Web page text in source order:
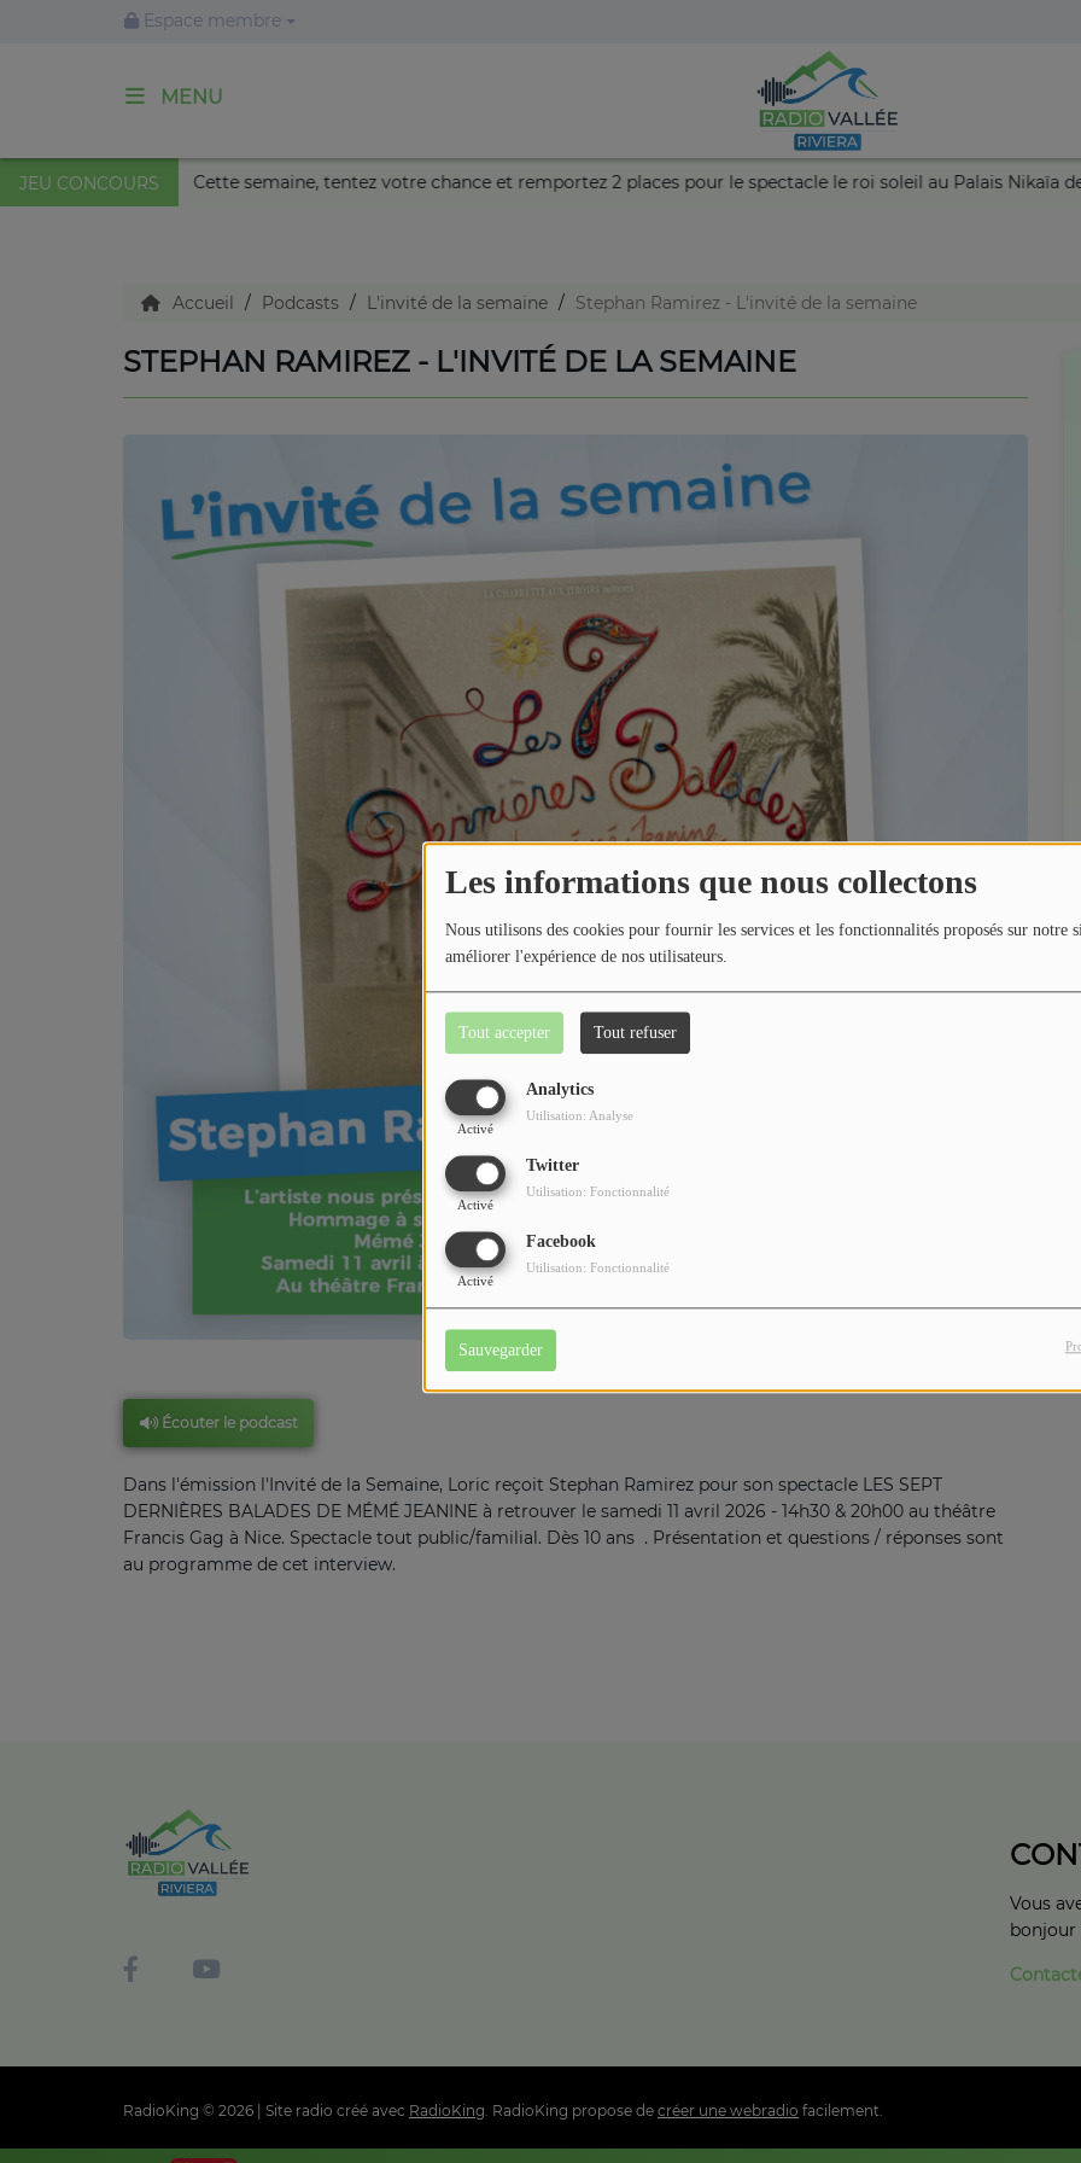
Les informations que nous collectons
Nous utilisons des cookies pour fournir les services et les fonctionnalités proposés sur notre
améliorer l'expérience de nos utilisateurs.
Tout accepter Tout refuser
Analytics
Activé
Utilisation: Analyse
Twitter
Activé
Utilisation: Fonctionnalité
Facebook
Activé
Utilisation: Fonctionnalité
Sauvegarder
Espace membre
MENU
JEU CONCOURS
Palais Nikaïa de Nice ! Cette semaine, tentez votre chance et remportez 2 places pour le spectacle le roi soleil au
ACCUEIL
Accueil Podcasts L'invité de la semaine Stephan Ramirez - L'invité de la semaine
STEPHAN RAMIREZ - L'INVITÉ DE LA SEMAINE
Écouter le podcast
Dans l'émission l'Invité de la Semaine, Loric reçoit Stephan Ramirez pour son spectacle LES SEPT
DERNIÈRES BALADES DE MÉMÉ JEANINE à retrouver le samedi 11 avril 2026 - 14h30 & 20h00 au théâtre
Francis Gag à Nice. Spectacle tout public/familial. Dès 10 ans . Présentation et questions / réponses sont
au programme de cet interview.
Vous
bonjour
RadioKing © 2026 | Site radio créé avec RadioKing . RadioKing propose de créer une webradio facilement.